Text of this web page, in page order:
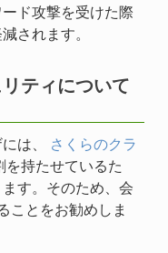
ド攻撃を受けた際
されます。
ティについて
は、
さくらのクラ
持たせているた
す。そのため、会
ことをお勧めしま